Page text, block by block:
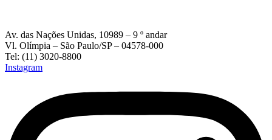
Av. das Nações Unidas, 10989 – 9 º andar
Vl. Olímpia – São Paulo/SP – 04578-000
Tel: (11) 3020-8800
Instagram